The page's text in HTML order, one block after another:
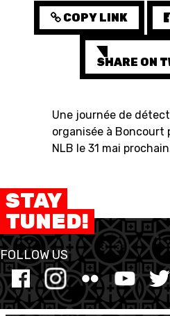
BASKET EN FAUTEUIL
ROULANT
MOBILIÈRE BASKETBALL
SWISS
TV
RESOURCE CENTER
MEDIAS STATS
COPY LINK
SHARE ON
Une journée de
organisée à Boncourt
NLB le 31 mai
STAY
TUNED!
FOLLOW US